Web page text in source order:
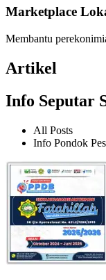
Marketplace
Membantu
Artikel
Info Seputar
All Posts
Info Pondok